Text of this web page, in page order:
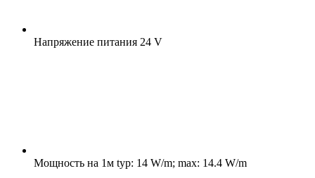
Напряжение питания 24 V
Мощность на 1м typ: 14 W/m; max: 14.4 W/m